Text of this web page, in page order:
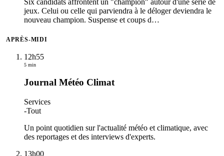
Six candidats affrontent un "champion" autour d'une série de
jeux. Celui ou celle qui parviendra à le déloger deviendra le
nouveau champion. Suspense et coups d…
APRÈS-MIDI
12h55
5 min
Journal Météo Climat
Services
-Tout
Un point quotidien sur l'actualité météo et climatique, avec
des reportages et des interviews d'experts.
13h00